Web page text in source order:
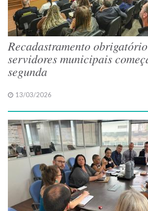
Recadastramento
servidores municipais
segunda
13/03/2026